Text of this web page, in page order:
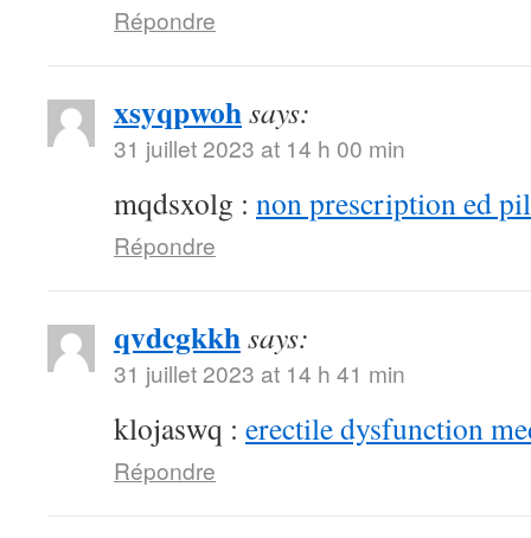
Répondre
xsyqpwohsays:
31 juillet 2023 at 14 h 00 min
mqdsxolg : non prescription ed
Répondre
qvdcgkkhsays:
31 juillet 2023 at 14 h 41 min
klojaswq : erectile dysfunction
Répondre